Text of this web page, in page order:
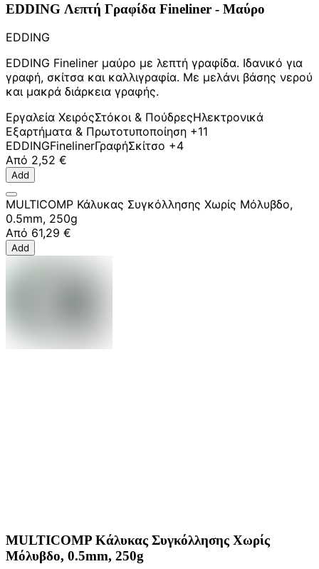
EDDING Λεπτή Γραφίδα Fineliner - Μαύρο
EDDING
EDDING Fineliner μαύρο με λεπτή γραφίδα. Ιδανικό για
γραφή, σκίτσα και καλλιγραφία. Με μελάνι βάσης νερού
και μακρά διάρκεια γραφής.
Εργαλεία ΧειρόςΣτόκοι & ΠούδρεςΗλεκτρονικά
Εξαρτήματα & Πρωτοτυποποίηση +11
EDDINGFinelinerΓραφήΣκίτσο +4
Από 2,52 €
Add
MULTICOMP Κάλυκας Συγκόλλησης Χωρίς Μόλυβδο,
0.5mm, 250g
Από 61,29 €
Add
MULTICOMP Κάλυκας Συγκόλλησης Χωρίς
Μόλυβδο, 0.5mm, 250g